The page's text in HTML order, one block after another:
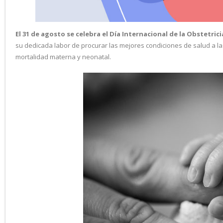
El 31 de agosto se celebra el Día Internacional de la
su dedicada labor de procurar las mejores condiciones de salud a
mortalidad materna y neonatal.